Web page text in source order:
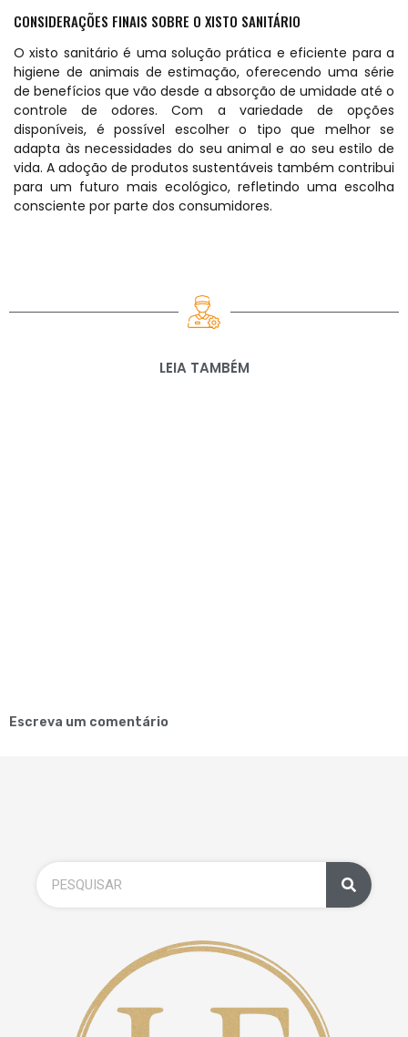
CONSIDERAÇÕES FINAIS SOBRE O XISTO SANITÁRIO
O xisto sanitário é uma solução prática e eficiente para a
higiene de animais de estimação, oferecendo uma série
de benefícios que vão desde a absorção de umidade até o
controle de odores. Com a variedade de opções
disponíveis, é possível escolher o tipo que melhor se
adapta às necessidades do seu animal e ao seu estilo de
vida. A adoção de produtos sustentáveis também contribui
para um futuro mais ecológico, refletindo uma escolha
consciente por parte dos consumidores.
LEIA TAMBÉM
Escreva um comentário